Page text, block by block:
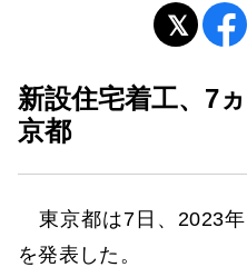
新設住宅着工、7
京都
東京都は7日、2023
を発表した。